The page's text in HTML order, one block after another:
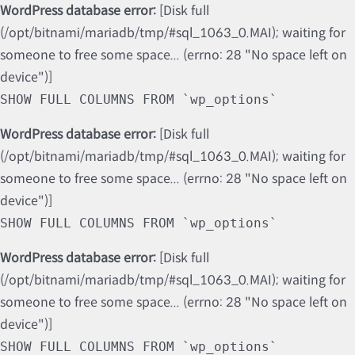
WordPress database error: [Disk full
(/opt/bitnami/mariadb/tmp/#sql_1063_0.MAI); waiting for
someone to free some space... (errno: 28 "No space left on
device")]
SHOW FULL COLUMNS FROM `wp_options`
WordPress database error: [Disk full
(/opt/bitnami/mariadb/tmp/#sql_1063_0.MAI); waiting for
someone to free some space... (errno: 28 "No space left on
device")]
SHOW FULL COLUMNS FROM `wp_options`
WordPress database error: [Disk full
(/opt/bitnami/mariadb/tmp/#sql_1063_0.MAI); waiting for
someone to free some space... (errno: 28 "No space left on
device")]
SHOW FULL COLUMNS FROM `wp_options`